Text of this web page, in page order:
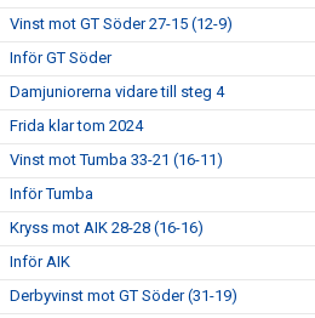
Vinst mot GT Söder 27-15 (12-9)
Inför GT Söder
Damjuniorerna vidare till steg 4
Frida klar tom 2024
Vinst mot Tumba 33-21 (16-11)
Inför Tumba
Kryss mot AIK 28-28 (16-16)
Inför AIK
Derbyvinst mot GT Söder (31-19)